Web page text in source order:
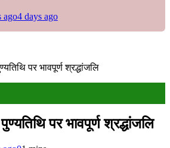
ago4 days ago
पर भावपूर्ण श्रद्धांजलि
पर भावपूर्ण श्रद्धांजलि